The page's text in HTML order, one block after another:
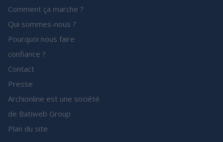
Comment ça marche ?
Qui sommes-nous ?
Pourquoi nous faire
confiance ?
Contact
Presse
Archionline est une société
de Batiweb Group
Plan du site